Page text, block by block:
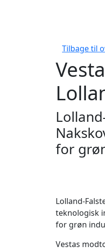
Tilbage til
for
Lolland-
teknologisk
for grøn
Vestas